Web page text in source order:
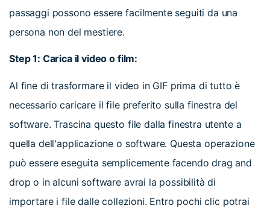
passaggi possono essere facilmente seguiti da una
persona non del mestiere.
Step 1: Carica il video o film:
Al fine di trasformare il video in GIF prima di tutto è
necessario caricare il file preferito sulla finestra del
software. Trascina questo file dalla finestra utente a
quella dell'applicazione o software. Questa operazione
può essere eseguita semplicemente facendo drag and
drop o in alcuni software avrai la possibilità di
importare i file dalle collezioni. Entro pochi clic potrai